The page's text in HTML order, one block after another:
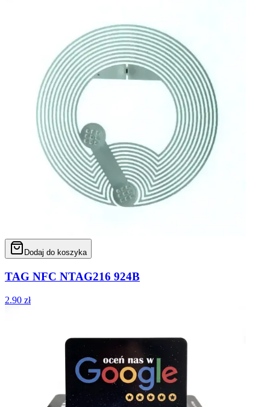
Dodaj do koszyka
TAG NFC NTAG216 924B
2.90 zł